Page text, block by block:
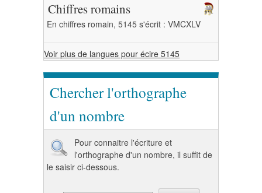
Chiffres romains
En chiffres romain, 5145 s'écrit : VMCXLV
Voir plus de langues pour écire 5145
Chercher l'orthographe
d'un nombre
Pour connaitre l'écriture et
l'orthographe d'un nombre, il suffit de
le saisir ci-dessous.